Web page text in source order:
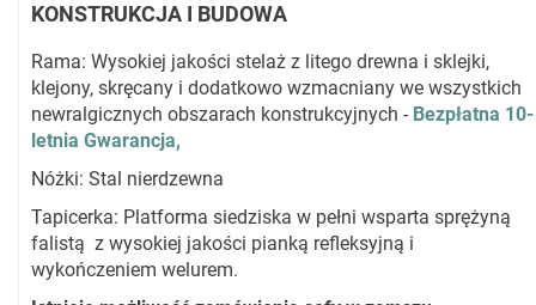
KONSTRUKCJA I BUDOWA
Rama: Wysokiej jakości stelaż z litego drewna i sklejki,
klejony, skręcany i dodatkowo wzmacniany we wszystkich
newralgicznych obszarach konstrukcyjnych - Bezpłatna 10-
letnia Gwarancja,
Nóżki: Stal nierdzewna
Tapicerka: Platforma siedziska w pełni wsparta sprężyną
falistą z wysokiej jakości pianką refleksyjną i
wykończeniem welurem.